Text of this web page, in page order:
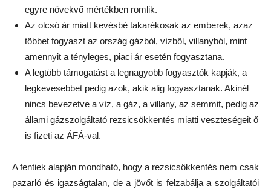
egyre növekvő mértékben romlik.
Az olcsó ár miatt kevésbé takarékosak az emberek, azaz
többet fogyaszt az ország gázból, vízből, villanyból, mint
amennyit a tényleges, piaci ár esetén fogyasztana.
A legtöbb támogatást a legnagyobb fogyasztók kapják, a
legkevesebbet pedig azok, akik alig fogyasztanak. Akinél
nincs bevezetve a víz, a gáz, a villany, az semmit, pedig az
állami gázszolgáltató rezsicsökkentés miatti veszteségeit ő
is fizeti az ÁFÁ-val.
A fentiek alapján mondható, hogy a rezsicsökkentés nem csak
pazarló és igazságtalan, de a jövőt is felzabálja a szolgáltatói